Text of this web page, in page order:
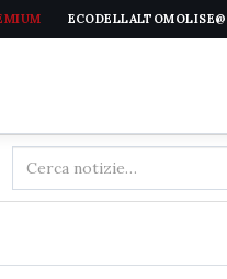
Cerca
nel